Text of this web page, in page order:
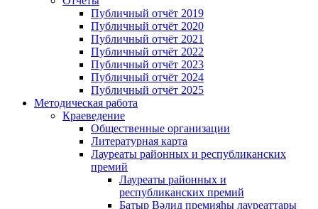
Публичный отчёт 2019
Публичный отчёт 2020
Публичный отчёт 2021
Публичный отчёт 2022
Публичный отчёт 2023
Публичный отчёт 2024
Публичный отчёт 2025
Методическая работа
Краеведение
Общественные организации
Литературная карта
Лауреаты районных и республиканских
премий
Лауреаты районных и
республиканских премий
Батыр Вәлид премияһы лауреаттары